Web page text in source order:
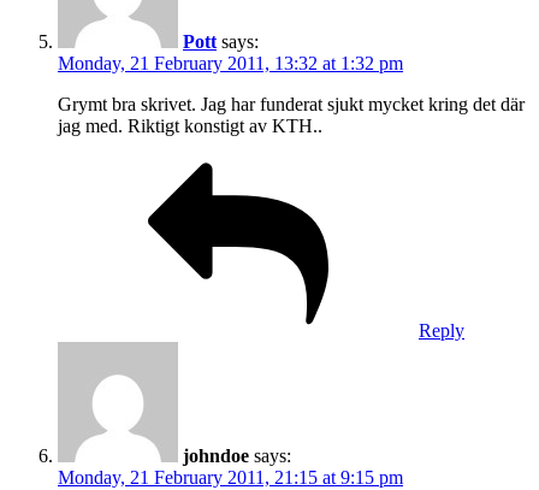
Pott says:
Monday, 21 February 2011, 13:32 at 1:32 pm
Grymt bra skrivet. Jag har funderat sjukt mycket kring det där
jag med. Riktigt konstigt av KTH..
Reply
johndoe says:
Monday, 21 February 2011, 21:15 at 9:15 pm